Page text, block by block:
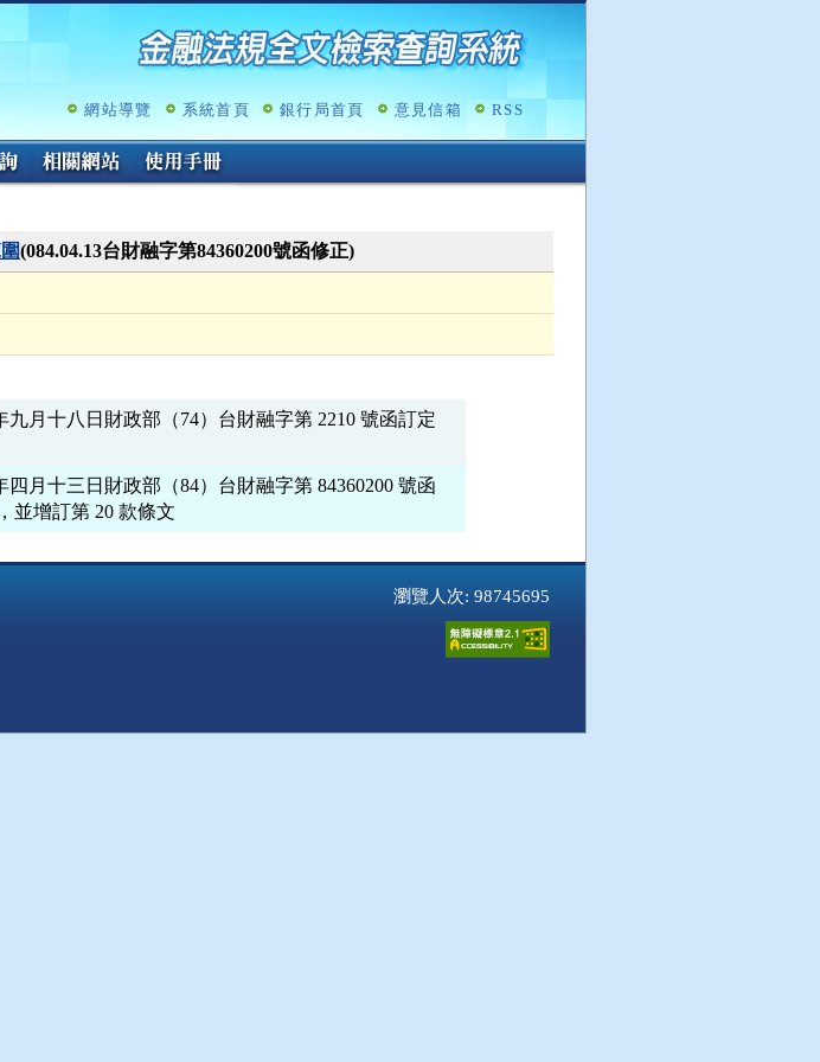
跳
容
網站導覽 系統首頁 銀行局首頁 意見信箱 RSS
(084.04.13台財融字第84360200號函修正)
九月十八日財政部（74）台財融字第 2210 號函訂定
四月十三日財政部（84）台財融字第 84360200 號函
並增訂第 20 款條文
瀏覽人次: 98745695